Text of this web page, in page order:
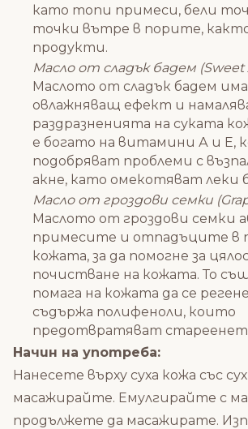
като топи примеси, бели
точки вътре в порите,
продукти.
Масло от сладък бадем (Sweet
Маслото от сладък бадем
овлажняващ ефект и
раздразненията на суката
е богато на витамини А и Е,
подобряват проблеми с
акне, като омекотяват леки
Масло от гроздови семки
Маслото от гроздови семки
примесите и отпадъците в
кожата, за да помогне за
почистване на кожата. То
помага на кожата да се
съдържа полифеноли, които
предотвратяват
Начин на употреба:
Нанесете върху суха кожа със
масажирайте. Емулгирайте с
продължете да масажирате.